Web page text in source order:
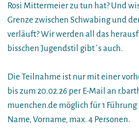
Rosi Mittermeier zu tun hat? Und
Grenze zwischen Schwabing und
verläuft? Wir werden all das
bisschen Jugendstil gibt´s auch.
Die Teilnahme ist nur mit einer
bis zum 20.02.26 per E-Mail an
muenchen.de möglich für 1
Name, Vorname, max. 4 Personen.